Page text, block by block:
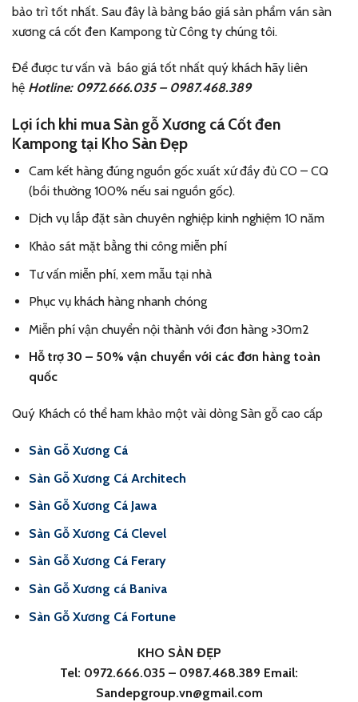
bảo trì tốt nhất. Sau đây là bảng báo giá sản phẩm ván sàn
xương cá cốt đen Kampong từ Công ty chúng tôi.
Để được tư vấn và báo giá tốt nhất quý khách hãy liên
hệ Hotline: 0972.666.035 – 0987.468.389
Lợi ích khi mua Sàn gỗ Xương cá Cốt đen
Kampong tại Kho Sàn Đẹp
Cam kết hàng đúng nguồn gốc xuất xứ đầy đủ CO – CQ
(bồi thường 100% nếu sai nguồn gốc).
Dịch vụ lắp đặt sàn chuyên nghiệp kinh nghiệm 10 năm
Khảo sát mặt bằng thi công miễn phí
Tư vấn miễn phí, xem mẫu tại nhà
Phục vụ khách hàng nhanh chóng
Miễn phí vận chuyển nội thành với đơn hàng >30m2
Hỗ trợ 30 – 50% vận chuyển với các đơn hàng toàn
quốc
Quý Khách có thể ham khảo một vài dòng Sàn gỗ cao cấp
Sàn Gỗ Xương Cá
Sàn Gỗ Xương Cá Architech
Sàn Gỗ Xương Cá Jawa
Sàn Gỗ Xương Cá Clevel
Sàn Gỗ Xương Cá Ferary
Sàn Gỗ Xương cá Baniva
Sàn Gỗ Xương Cá Fortune
KHO SÀN ĐẸP
Tel: 0972.666.035 – 0987.468.389 Email:
Sandepgroup.vn@gmail.com